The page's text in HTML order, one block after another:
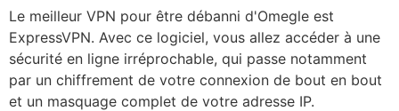
Le meilleur VPN pour être débanni d'Omegle est
ExpressVPN. Avec ce logiciel, vous allez accéder à une
sécurité en ligne irréprochable, qui passe notamment
par un chiffrement de votre connexion de bout en bout
et un masquage complet de votre adresse IP.